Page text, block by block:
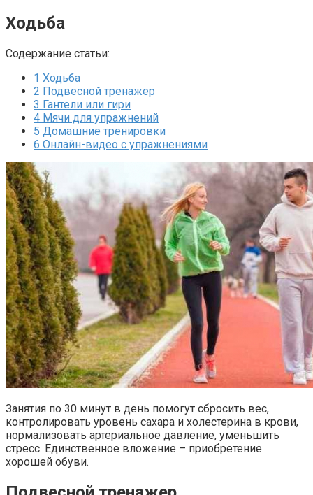
Ходьба
Содержание статьи:
1 Ходьба
2 Подвесной тренажер
3 Гантели или гири
4 Мячи для упражнений
5 Домашние тренировки
6 Онлайн-видео с упражнениями
Занятия по 30 минут в день помогут сбросить вес,
контролировать уровень сахара и холестерина в крови,
нормализовать артериальное давление, уменьшить
стресс. Единственное вложение – приобретение
хорошей обуви.